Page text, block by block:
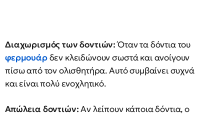
Διαχωρισμός των δοντιών:Όταν τα δόντια του
φερμουάρδεν κλειδώνουν σωστά και ανοίγουν
πίσω από τον ολισθητήρα. Αυτό συμβαίνει συχνά
και είναι πολύ ενοχλητικό.
Απώλεια δοντιών:Αν λείπουν κάποια δόντια, ο